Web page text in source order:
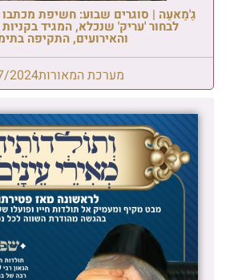
גַ'מַאעַה | סוגרים שבוע: חשיפת
לבחור 'עריק' שנכלא, המגיד
והאירועים, התקיפה
מערכת המאורות2024